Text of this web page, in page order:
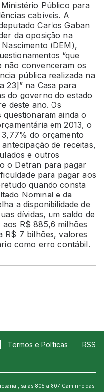
Público para
cabíveis. A
Carlos Gaban
da oposição na
(DEM),
“que
não convenceram os
pública realizada na
23]” na Casa para
do governo do estado
deste ano. Os
ainda o
em 2013, o
3,77% do orçamento
de receitas,
e outros
o Detran para pagar
para pagar aos
quando consta
Nominal e da
a disponibilidade de
dívidas, um saldo de
aos R$ 885,6 milhões
R$ 7 bilhões, valores
como erro contábil.
Termos e Políticas RSS
salas 805 a 807 Caminho das